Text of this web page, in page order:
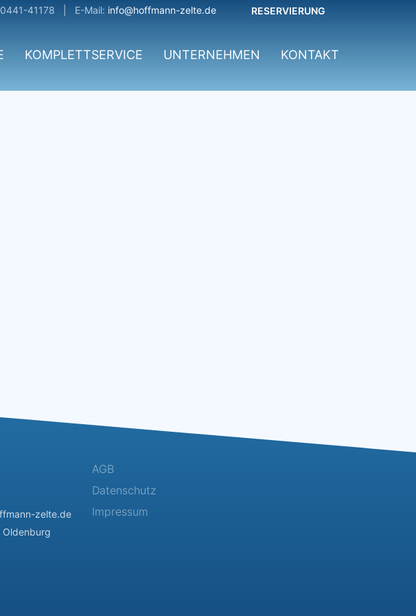
0441-41178 | E-Mail: info@hoffmann-zelte.de RESERVIERUNG
KOMPLETTSERVICE UNTERNEHMEN KONTAKT
zelte.de
AGB
Datenschutz
Impressum